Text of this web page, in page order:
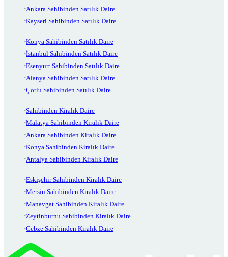
Ankara Sahibinden Satılık Daire
Kayseri Sahibinden Satılık Daire
Konya Sahibinden Satılık Daire
İstanbul Sahibinden Satılık Daire
Esenyurt Sahibinden Satılık Daire
Alanya Sahibinden Satılık Daire
Çorlu Sahibinden Satılık Daire
Sahibinden Kiralık Daire
Malatya Sahibinden Kiralık Daire
Ankara Sahibinden Kiralık Daire
Konya Sahibinden Kiralık Daire
Antalya Sahibinden Kiralık Daire
Eskişehir Sahibinden Kiralık Daire
Mersin Sahibinden Kiralık Daire
Manavgat Sahibinden Kiralık Daire
Zeytinburnu Sahibinden Kiralık Daire
Gebze Sahibinden Kiralık Daire